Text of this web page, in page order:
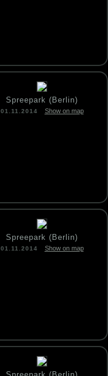
Spreepark (Berlin)
01.11.2014 Show on map
Spreepark (Berlin)
01.11.2014 Show on map